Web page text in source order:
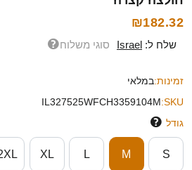
₪182.32
שלח ל: Israel סוגי משלוח
זמינות:במלאי
SKU:
IL327525WFCH3359104M
גודל
S
M
L
XL